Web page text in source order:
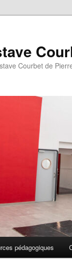
Courbet de
pédagogiques